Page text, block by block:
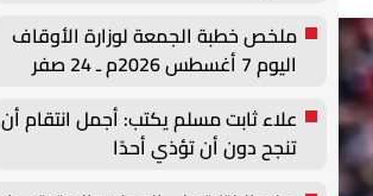
ملخص خطبة الجمعة لوزارة الأوقاف
اليوم 7 أغسطس 2026م ـ 24 صفر
علاء ثابت مسلم يكتب: أجمل انتقام أن
تنجح دون أن تؤذي أحدًا